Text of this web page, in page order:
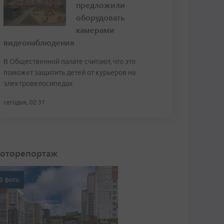
предложили
оборудовать
камерами
видеонаблюдения
В Общественной палате считают, что это
поможет защитить детей от курьеров на
электровелосипедах
сегодня, 02:31
фото